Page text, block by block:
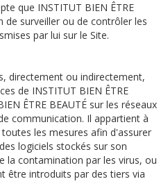
que INSTITUT BIEN ÊTRE
de surveiller ou de contrôler les
par lui sur le Site.
directement ou indirectement,
de INSTITUT BIEN ÊTRE
ÊTRE BEAUTÉ sur les réseaux
communication. Il appartient à
les mesures afin d'assurer
logiciels stockés sur son
la contamination par les virus, ou
être introduits par des tiers via